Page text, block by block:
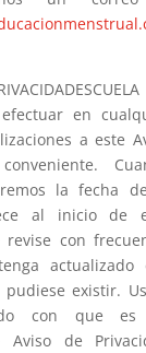
efectuar en
a este
la fecha
al inicio de
con
actualizado
existir.
con que
Aviso de